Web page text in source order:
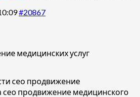
#20867
медицинских услуг
сео продвижение
сео продвижение медицинского